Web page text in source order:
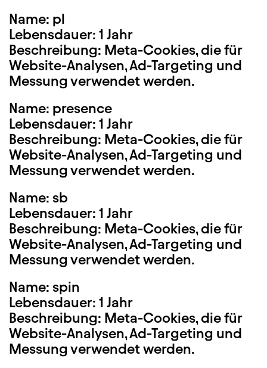
Name: pl
Lebensdauer: 1 Jahr
Beschreibung: Meta-Cookies, die für
Website-Analysen, Ad-Targeting und
Messung verwendet werden.
Name: presence
Lebensdauer: 1 Jahr
Beschreibung: Meta-Cookies, die für
Website-Analysen, Ad-Targeting und
Messung verwendet werden.
Name: sb
Lebensdauer: 1 Jahr
Beschreibung: Meta-Cookies, die für
Website-Analysen, Ad-Targeting und
Messung verwendet werden.
Name: spin
Lebensdauer: 1 Jahr
Beschreibung: Meta-Cookies, die für
Website-Analysen, Ad-Targeting und
Messung verwendet werden.